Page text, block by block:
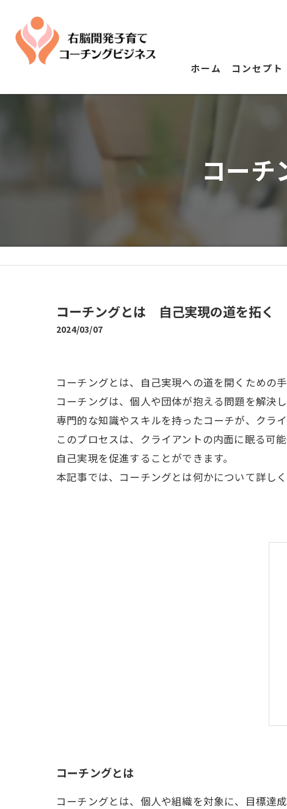
ホーム コンセプト
コー
コーチングとは 自己実現の道を拓く
2024/03/07
コーチングとは、自己実現への道を開くための手
コーチングは、個人や団体が抱える問題を解決
専門的な知識やスキルを持ったコーチが、クラ
このプロセスは、クライアントの内面に眠る可
自己実現を促進することができます。
本記事では、コーチングとは何かについて詳しく
コーチングとは
コーチングとは、個人や組織を対象に、目標達